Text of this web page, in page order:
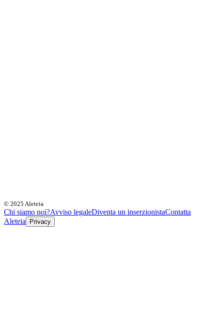
© 2025 Aleteia
Chi siamo noi?Avviso legaleDiventa un inserzionistaContatta
Aleteia
Privacy